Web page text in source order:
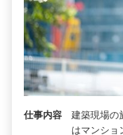
仕事内容
建築現場の
はマンショ